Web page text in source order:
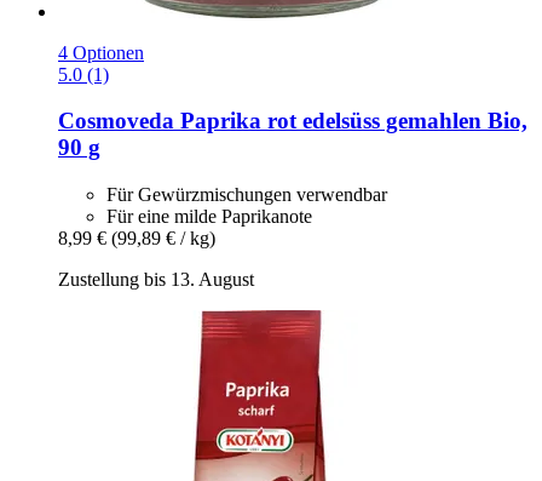
4 Optionen
5.0 (1)
Cosmoveda Paprika rot edelsüss gemahlen Bio,
90 g
Für Gewürzmischungen verwendbar
Für eine milde Paprikanote
8,99 € (99,89 € / kg)
Zustellung bis 13. August